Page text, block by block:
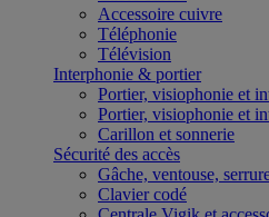
Accessoire cuivre
Téléphonie
Télévision
Interphonie & portier
Portier, visiophonie et
Portier, visiophonie et
Carillon et sonnerie
Sécurité des accès
Gâche, ventouse,
Clavier codé